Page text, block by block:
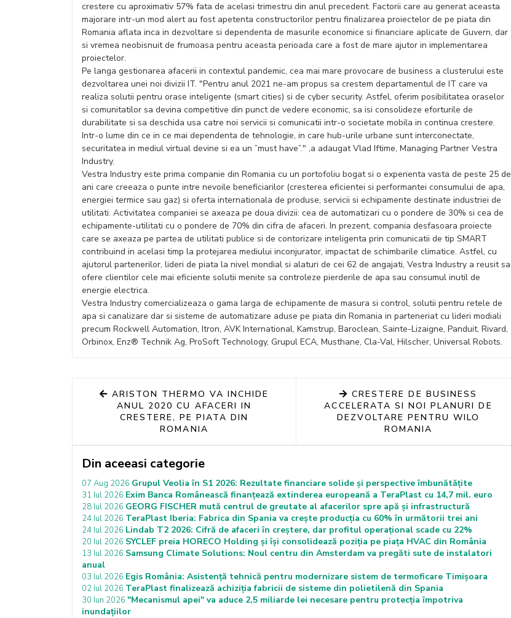
crestere cu aproximativ 57% fata de acelasi trimestru din anul precedent. Factorii care au generat aceasta
majorare intr-un mod alert au fost apetenta constructorilor pentru finalizarea proiectelor de pe piata din
Romania aflata inca in dezvoltare si dependenta de masurile economice si financiare aplicate de Guvern, dar
si vremea neobisnuit de frumoasa pentru aceasta perioada care a fost de mare ajutor in implementarea
proiectelor.
Pe langa gestionarea afacerii in contextul pandemic, cea mai mare provocare de business a clusterului este
dezvoltarea unei noi divizii IT. "Pentru anul 2021 ne-am propus sa crestem departamentul de IT care va
realiza solutii pentru orase inteligente (smart cities) si de cyber security. Astfel, oferim posibilitatea oraselor
si comunitatilor sa devina competitive din punct de vedere economic, sa isi consolideze eforturile de
durabilitate si sa deschida usa catre noi servicii si comunicatii intr-o societate mobila in continua crestere.
Intr-o lume din ce in ce mai dependenta de tehnologie, in care hub-urile urbane sunt interconectate,
securitatea in mediul virtual devine si ea un ”must have”." ,a adaugat Vlad Iftime, Managing Partner Vestra
Industry.
Vestra Industry este prima companie din Romania cu un portofoliu bogat si o experienta vasta de peste 25 de
ani care creeaza o punte intre nevoile beneficiarilor (cresterea eficientei si performantei consumului de apa,
energiei termice sau gaz) si oferta internationala de produse, servicii si echipamente destinate industriei de
utilitati. Activitatea companiei se axeaza pe doua divizii: cea de automatizari cu o pondere de 30% si cea de
echipamente-utilitati cu o pondere de 70% din cifra de afaceri. In prezent, compania desfasoara proiecte
care se axeaza pe partea de utilitati publice si de contorizare inteligenta prin comunicatii de tip SMART
contribuind in acelasi timp la protejarea mediului inconjurator, impactat de schimbarile climatice. Astfel, cu
ajutorul partenerilor, lideri de piata la nivel mondial si alaturi de cei 62 de angajati, Vestra Industry a reusit sa
ofere clientilor cele mai eficiente solutii menite sa controleze pierderile de apa sau consumul inutil de
energie electrica.
Vestra Industry comercializeaza o gama larga de echipamente de masura si control, solutii pentru retele de
apa si canalizare dar si sisteme de automatizare aduse pe piata din Romania in parteneriat cu lideri modiali
precum Rockwell Automation, Itron, AVK International, Kamstrup, Baroclean, Sainte-Lizaigne, Panduit, Rivard,
Orbinox, Enz® Technik Ag, ProSoft Technology, Grupul ECA, Musthane, Cla-Val, Hilscher, Universal Robots.
ARISTON THERMO VA INCHIDE
ANUL 2020 CU AFACERI IN
CRESTERE, PE PIATA DIN
ROMANIA
CRESTERE DE BUSINESS
ACCELERATA SI NOI PLANURI DE
DEZVOLTARE PENTRU WILO
ROMANIA
Din aceeasi categorie
07 Aug 2026 Grupul Veolia în S1 2026: Rezultate financiare solide și perspective îmbunătățite
31 Iul 2026 Exim Banca Românească finanțează extinderea europeană a TeraPlast cu 14,7 mil. euro
28 Iul 2026 GEORG FISCHER mută centrul de greutate al afacerilor spre apă și infrastructură
24 Iul 2026 TeraPlast Iberia: Fabrica din Spania va crește producția cu 60% în următorii trei ani
24 Iul 2026 Lindab T2 2026: Cifră de afaceri în creștere, dar profitul operațional scade cu 22%
20 Iul 2026 SYCLEF preia HORECO Holding și își consolidează poziția pe piața HVAC din România
13 Iul 2026 Samsung Climate Solutions: Noul centru din Amsterdam va pregăti sute de instalatori
anual
03 Iul 2026 Egis România: Asistență tehnică pentru modernizare sistem de termoficare Timișoara
02 Iul 2026 TeraPlast finalizează achiziția fabricii de sisteme din polietilenă din Spania
30 Iun 2026 "Mecanismul apei" va aduce 2,5 miliarde lei necesare pentru protecţia împotriva
inundaţiilor